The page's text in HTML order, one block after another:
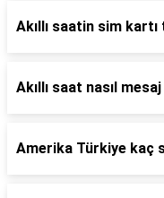
Akıllı saatin sim
Akıllı saat nasıl mesaj
Amerika Türkiye kaç